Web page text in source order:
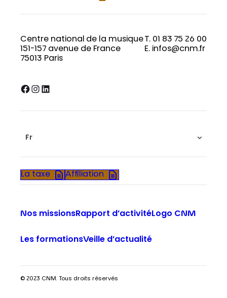
Centre national de la musique
151-157 avenue de France
75013 Paris
T. 01 83 75 26 00
E. infos@cnm.fr
Facebook InstagramLinkedIn
Fr
La taxe Affiliation
Nos missionsRapport d’activitéLogo CNM
Les formationsVeille d’actualité
© 2023 CNM. Tous droits réservés